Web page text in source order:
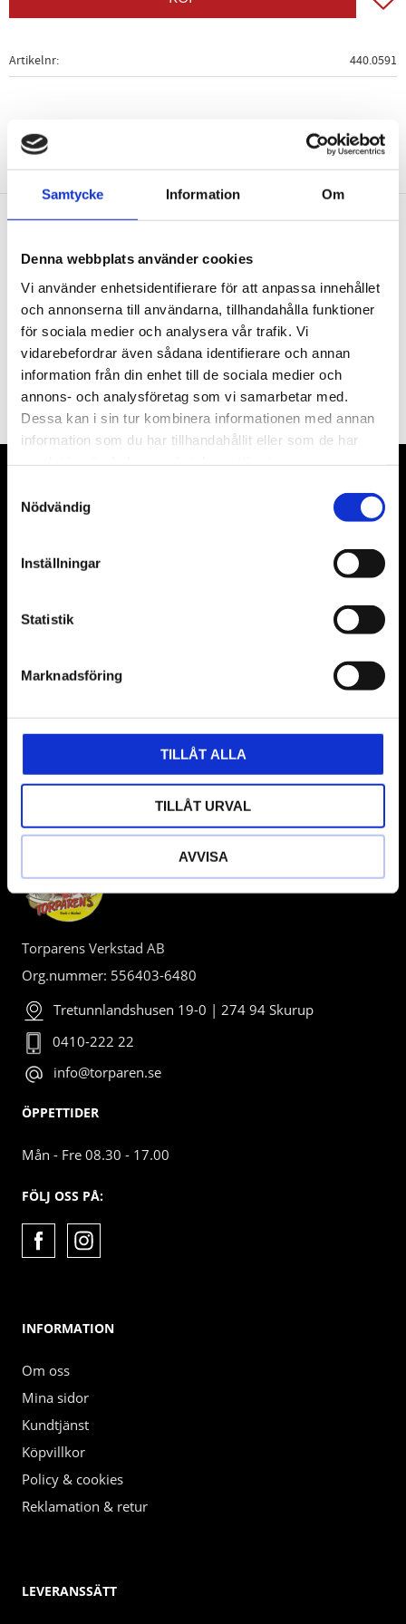
Samtycke Information Om
Denna webbplats använder cookies
Vi använder enhetsidentifierare för att anpassa innehållet
och annonserna till användarna, tillhandahålla funktioner
för sociala medier och analysera vår trafik. Vi
vidarebefordrar även sådana identifierare och annan
information från din enhet till de sociala medier och
annons- och analysföretag som vi samarbetar med.
Dessa kan i sin tur kombinera informationen med annan
information som du har tillhandahållit eller som de har
Nödvändig
Inställningar
Statistik
Marknadsföring
TILLÅT ALLA
TILLÅT URVAL
AVVISA
Artikelnr 440.0591
Nyhetsbrev
PRENUMERERA
Dina personuppgifter behandlas i enlighet med vårintegritetspolicy
Våra främsta leverantörer är KS Tools verktyg, ATH billyftar
& däckmaskiner och Master luftmaskiner. Kontakta oss
gärna om vad som helst då vi gör vårt yttersta för att hjälpa
Torparens Verkstad AB
Org.nummer: 556403-6480
Tretunnlandshusen 19-0 | 274 94 Skurup
0410-222 22
info@torparen.se
ÖPPETTIDER
Mån - Fre 08.30 - 17.00
FÖLJ OSS PÅ:
INFORMATION
Om oss
Mina sidor
Kundtjänst
Köpvillkor
Policy & cookies
Reklamation & retur
LEVERANSSÄTT